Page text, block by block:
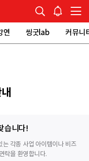
연 씽굿lab 커뮤니
습니다!
는 각종 사업 아이템이나 비즈
락을 환영합니다.